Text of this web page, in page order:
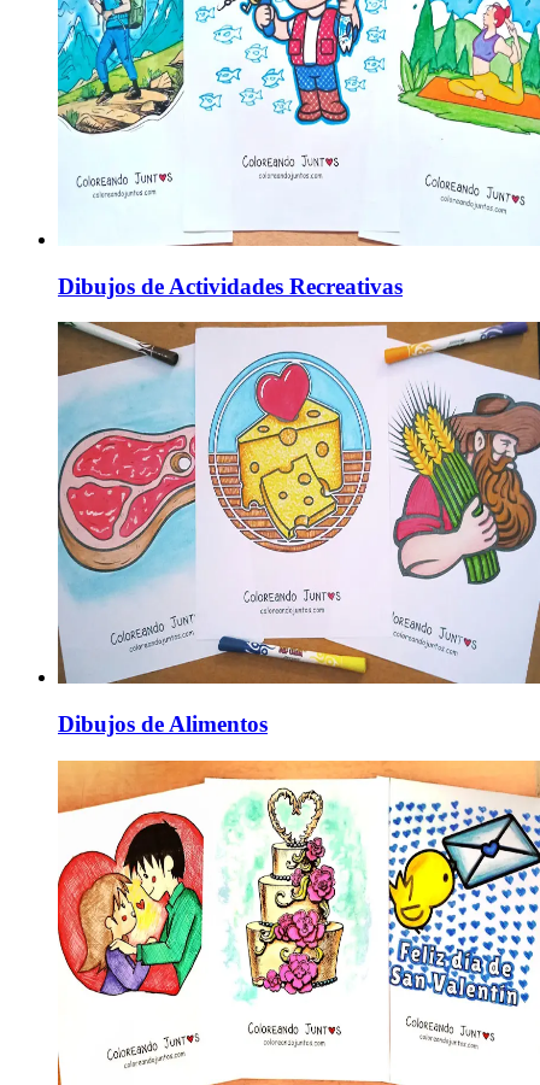
Dibujos de Actividades Recreativas
Dibujos de Alimentos